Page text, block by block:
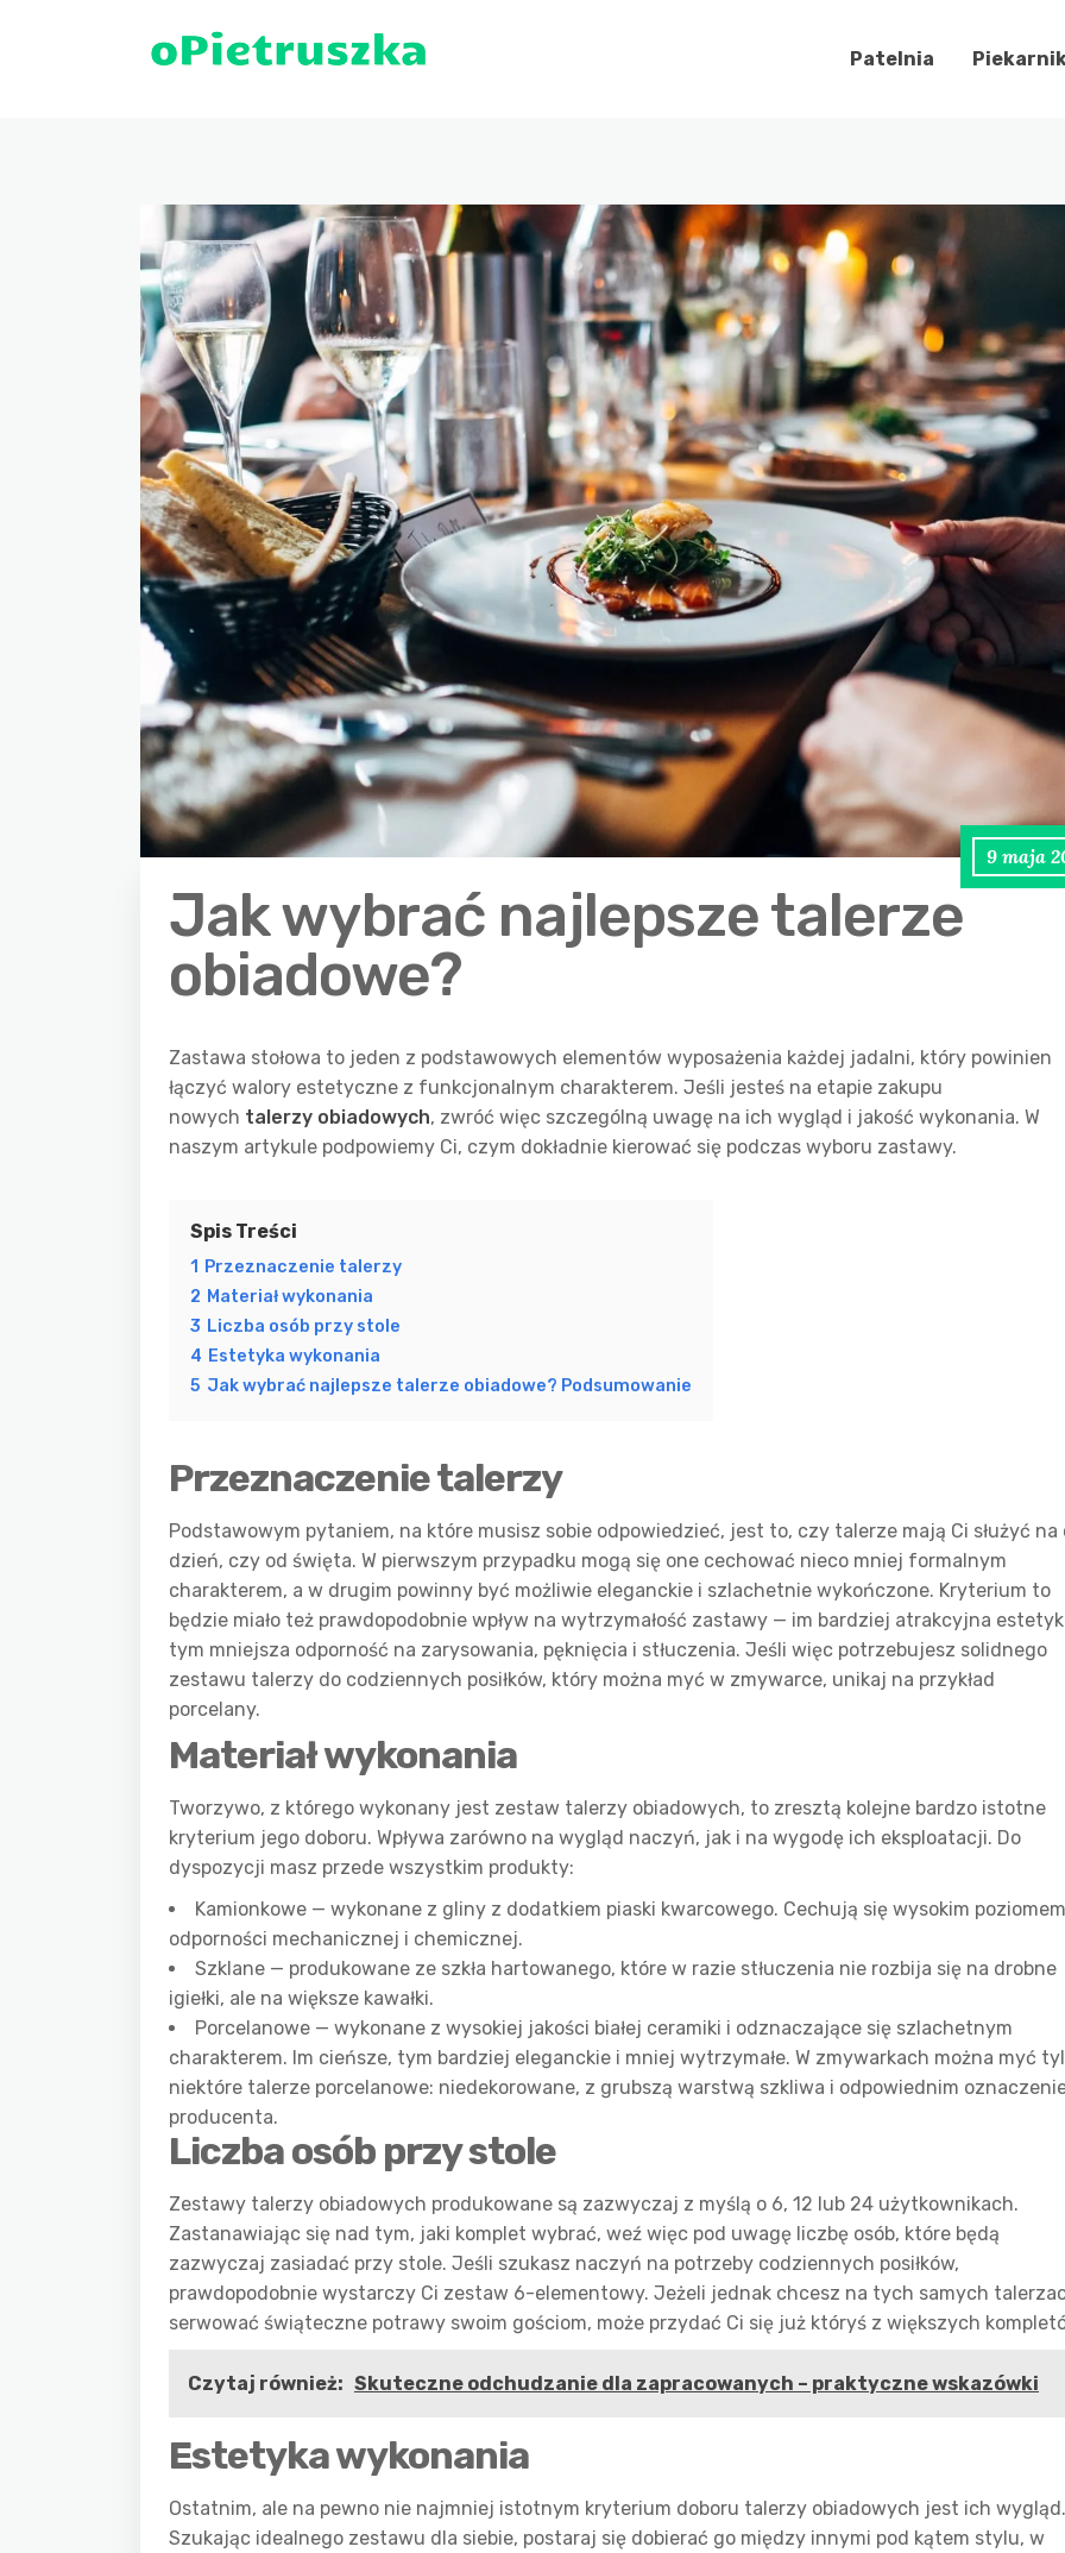
Patelnia
9 maja
Jak wybrać najlepsze talerze
obiadowe?
Zastawa stołowa to jeden z podstawowych elementów wyposażenia każdej jadalni, który powinien
łączyć walory estetyczne z funkcjonalnym charakterem. Jeśli jesteś na etapie zakupu
nowych talerzy obiadowych, zwróć więc szczególną uwagę na ich wygląd i jakość wykonania. W
naszym artykule podpowiemy Ci, czym dokładnie kierować się podczas wyboru zastawy.
Spis Treści
1
Przeznaczenie talerzy
2 Materiał wykonania
3 Liczba osób przy stole
4 Estetyka wykonania
5 Jak wybrać najlepsze talerze obiadowe? Podsumowanie
Przeznaczenie talerzy
Podstawowym pytaniem, na które musisz sobie odpowiedzieć, jest to, czy talerze mają Ci służyć na
dzień, czy od święta. W pierwszym przypadku mogą się one cechować nieco mniej formalnym
charakterem, a w drugim powinny być możliwie eleganckie i szlachetnie wykończone. Kryterium to
będzie miało też prawdopodobnie wpływ na wytrzymałość zastawy — im bardziej atrakcyjna
tym mniejsza odporność na zarysowania, pęknięcia i stłuczenia. Jeśli więc potrzebujesz solidnego
zestawu talerzy do codziennych posiłków, który można myć w zmywarce, unikaj na przykład
porcelany.
Materiał wykonania
Tworzywo, z którego wykonany jest zestaw talerzy obiadowych, to zresztą kolejne bardzo istotne
kryterium jego doboru. Wpływa zarówno na wygląd naczyń, jak i na wygodę ich eksploatacji. Do
dyspozycji masz przede wszystkim produkty:
Kamionkowe — wykonane z gliny z dodatkiem piaski kwarcowego. Cechują się wysokim poziomem
odporności mechanicznej i chemicznej.
Szklane — produkowane ze szkła hartowanego, które w razie stłuczenia nie rozbija się na drobne
igiełki, ale na większe kawałki.
Porcelanowe — wykonane z wysokiej jakości białej ceramiki i odznaczające się szlachetnym
charakterem. Im cieńsze, tym bardziej eleganckie i mniej wytrzymałe. W zmywarkach można myć
niektóre talerze porcelanowe: niedekorowane, z grubszą warstwą szkliwa i odpowiednim
producenta.
Liczba osób przy stole
Zestawy talerzy obiadowych produkowane są zazwyczaj z myślą o 6, 12 lub 24 użytkownikach.
Zastanawiając się nad tym, jaki komplet wybrać, weź więc pod uwagę liczbę osób, które będą
zazwyczaj zasiadać przy stole. Jeśli szukasz naczyń na potrzeby codziennych posiłków,
prawdopodobnie wystarczy Ci zestaw 6-elementowy. Jeżeli jednak chcesz na tych samych
serwować świąteczne potrawy swoim gościom, może przydać Ci się już któryś z większych
Czytaj również: Skuteczne odchudzanie dla zapracowanych – praktyczne wskazówki
Estetyka wykonania
Ostatnim, ale na pewno nie najmniej istotnym kryterium doboru talerzy obiadowych jest ich wygląd.
Szukając idealnego zestawu dla siebie, postaraj się dobierać go między innymi pod kątem stylu, w